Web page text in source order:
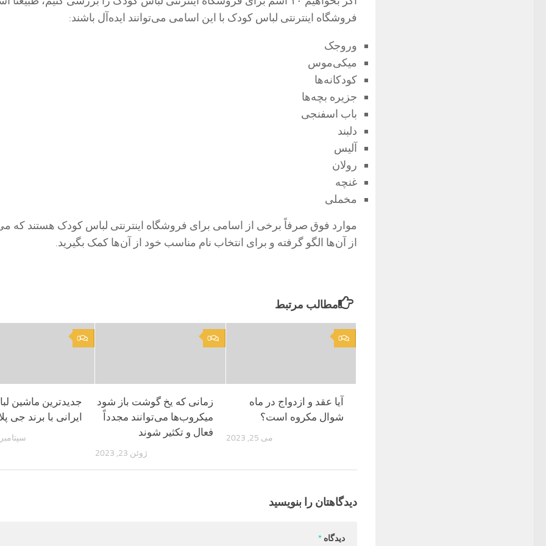
فروشگاه اینترنتی لباس کودک با این اسامی می‌توانند ایده‌آل باشند:
وروجک
میکی‌موس
کودکانه‌ها
جزیره بچه‌ها
باب اسفنجی
دلبند
آلیس
رولان
غنچه
مخملی
موارد فوق صرفاً برخی از اسامی برای فروشگاه اینترنتی لباس کودک هستند که
از آن‌ها الگو گرفته و برای انتخاب نام مناسب خود از آن‌ها کمک بگیرید.
مطالب مرتبط
0
جدیدترین ماشین
ایرانی با برند جی
سپتامبر 12, 2022
0
زمانی که یخ گوشت باز شود
میکروب‌ها می‌توانند مجدداً
فعال و تکثیر شوند
ژوئن 23, 2023
0
آیا عقد و ازدواج در ماه
شوال مکروه است؟
می 25, 2023
دیدگاهتان را بنویسید
دیدگاه *